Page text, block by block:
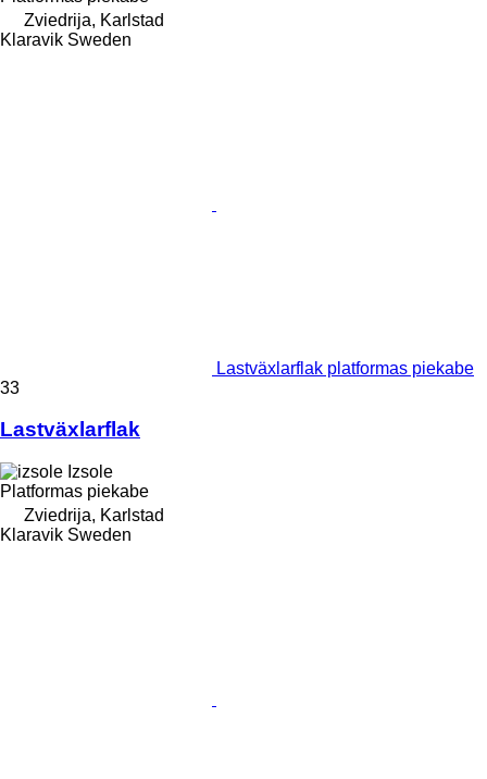
Zviedrija, Karlstad
Klaravik Sweden
Lastväxlarflak platformas piekabe
33
Lastväxlarflak
Izsole
Platformas piekabe
Zviedrija, Karlstad
Klaravik Sweden